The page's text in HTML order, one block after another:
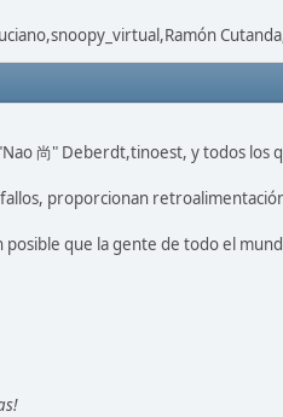
尚" Deberdt,tinoest, y todos los
proporcionan
que la gente de todo el